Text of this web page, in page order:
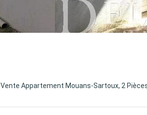
Vente Appartement Mouans-Sartoux, 2